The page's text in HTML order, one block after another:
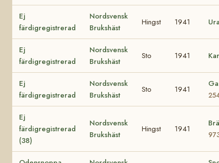
Ej
färdigregistrerad
Nordsvensk
Brukshäst
Hingst 1941
Ej
färdigregistrerad
Nordsvensk
Brukshäst
Sto 1941
Ej
färdigregistrerad
Nordsvensk
Brukshäst
Sto 1941
Ej
färdigregistrerad
(38)
Nordsvensk
Brukshäst
Hingst 1941